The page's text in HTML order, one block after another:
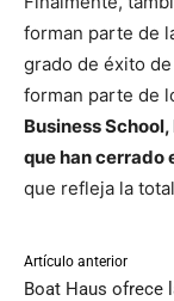
forman parte de
grado de éxito
forman parte de
Business
que han cerrado
que refleja la
Artículo anterior
Boat Haus ofrece